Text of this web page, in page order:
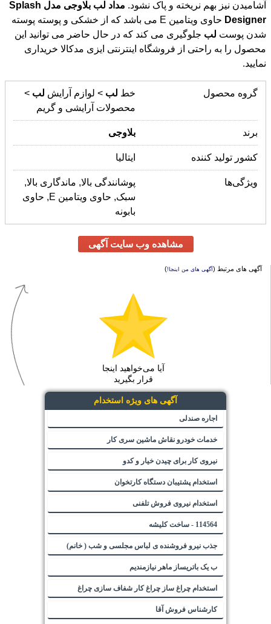
آشامیدن نیز بهم نریخته و پاک نشود. مداد لب بلاوجی مدل Splash
Designer
حاوی ویتامین E می باشد که از خشکی و پوسته پوسته
شدن پوست لب جلوگیری می کند که در حال حاضر می توانید این
محصول را به راحتی از فروشگاه اینترنتی ایزی مدکالا خریداری
نمایید.
گروه محصول خط لب > لوازم آرایش لب >
محصولات آرایشی و گریم
برند بلاوجی
کشور تولید کننده ایتالیا
ویژگی‌ها پوشانندگی بالا, ماندگاری بالا,
سبک, حاوی ویتامین E, حاوی
بابونه
مشاهده وب سایت آگهی
آگهی های مرتبط (آگهی های من اینجا!)
آیا می‌خواهید اینجا
قرار بگیرید
آگهی های ویژه استخدام
اجاره صندلی
خدمات خودرو نقاش ماشین سری کار
نیروی کار برای چیدن خیار و کدو
استخدام پشتیبان دستگاه کارتخوان
استخدام نیروی فروش تلفنی
114564 - ساخت کلیشه
جذب نیرو فروشنده ی لباس مجلسی و شب ( خانم)
ب یک باتریساز ماهر نیازمندیم
استخدام چراغ ساز چراغ کار شفاف سازی چراغ
کارشناس فروش آقا